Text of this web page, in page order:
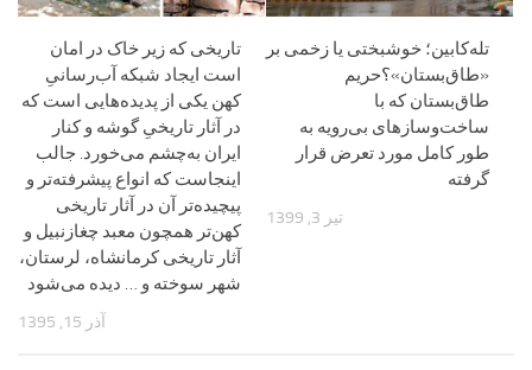
تاریخی که زیر خاک در امان
است ایجاد شبکه آب‌رسانیِ
کهن یکی از پدیده‌هایی است که
در آثار تاریخیِ گوشه و کنار
ایران به‌چشم می‌خورد. جالب
اینجاست که انواع پیشرفته‌تر و
پیچیده‌تر آن در آثار تاریخی
کهن‌تر همچون معبد چغازنبیل و
آثار تاریخی کرمانشاه، لرستان،
شهر سوخته و … دیده می‌شود
آذر 15, 1395
تله‌کابین؛ خوشبختی یا زخمی بر
«طاق‌بستان»؟حریم
طاق‌بستان که با
ساخت‌وسازهای بی‌رویه به
طور کامل مورد تعرض قرار
گرفته
تیر 3, 1399